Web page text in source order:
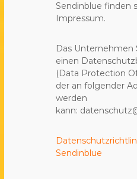
Sendinblue finden
Impressum.
Das Unternehmen
einen
(Data Protection
der an folgender
werden
kann:
Sendinblue